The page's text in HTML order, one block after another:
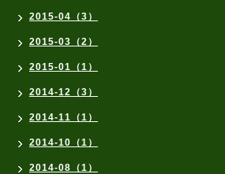
2015-04（3）
2015-03（2）
2015-01（1）
2014-12（3）
2014-11（1）
2014-10（1）
2014-08（1）